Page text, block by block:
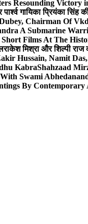
Resounding
पार्श्व गायिका प्रियंका सिंह
Chairman Of
A Submarine
Films At The
राकेश मिश्रा और शिल्पी राज
Hussain, Namit
KabraShahzaad
Swami
By